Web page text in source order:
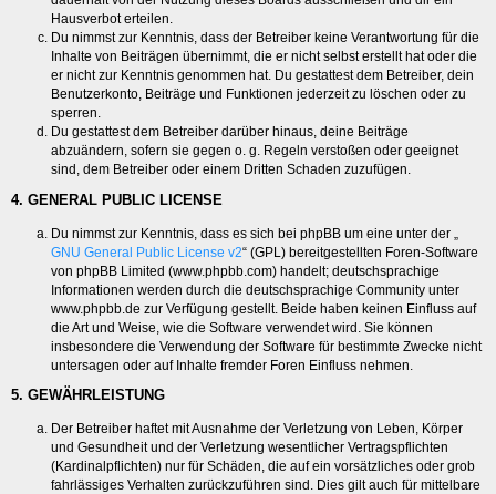
Hausverbot erteilen.
Du nimmst zur Kenntnis, dass der Betreiber keine Verantwortung für die
Inhalte von Beiträgen übernimmt, die er nicht selbst erstellt hat oder die
er nicht zur Kenntnis genommen hat. Du gestattest dem Betreiber, dein
Benutzerkonto, Beiträge und Funktionen jederzeit zu löschen oder zu
sperren.
Du gestattest dem Betreiber darüber hinaus, deine Beiträge
abzuändern, sofern sie gegen o. g. Regeln verstoßen oder geeignet
sind, dem Betreiber oder einem Dritten Schaden zuzufügen.
4. GENERAL PUBLIC LICENSE
Du nimmst zur Kenntnis, dass es sich bei phpBB um eine unter der „
GNU General Public License v2“ (GPL) bereitgestellten Foren-Software
von phpBB Limited (www.phpbb.com) handelt; deutschsprachige
Informationen werden durch die deutschsprachige Community unter
www.phpbb.de zur Verfügung gestellt. Beide haben keinen Einfluss auf
die Art und Weise, wie die Software verwendet wird. Sie können
insbesondere die Verwendung der Software für bestimmte Zwecke nicht
untersagen oder auf Inhalte fremder Foren Einfluss nehmen.
5. GEWÄHRLEISTUNG
Der Betreiber haftet mit Ausnahme der Verletzung von Leben, Körper
und Gesundheit und der Verletzung wesentlicher Vertragspflichten
(Kardinalpflichten) nur für Schäden, die auf ein vorsätzliches oder grob
fahrlässiges Verhalten zurückzuführen sind. Dies gilt auch für mittelbare